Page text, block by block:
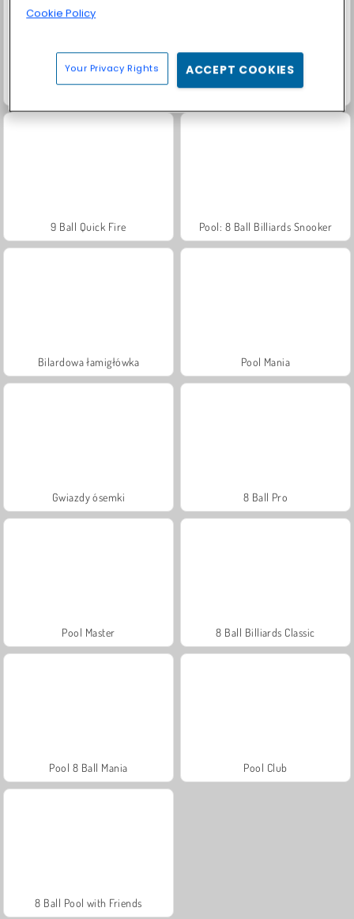
Carrom Pool
9 Ball Quick Fire Pool: 8 Ball Billiards Snooker
Bilardowa łamigłówka Pool Mania
Gwiazdy ósemki 8 Ball Pro
Pool Master 8 Ball Billiards Classic
Pool 8 Ball Mania Pool Club
8 Ball Pool with Friends
Cookie Policy
Your Privacy Rights ACCEPT COOKIES